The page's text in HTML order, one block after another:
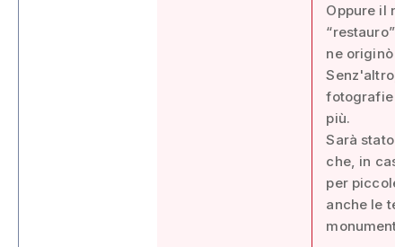
Oppure il
ne
fotografie
più.
Sarà
che, in
per
anche le